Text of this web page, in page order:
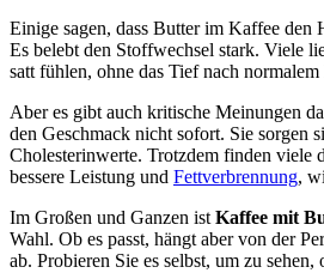
Einige sagen, dass Butter im Kaffee den
Es belebt den Stoffwechsel stark. Viele
satt fühlen, ohne das Tief nach
Aber es gibt auch kritische Meinungen
den Geschmack nicht sofort. Sie sorgen
Cholesterinwerte. Trotzdem finden viele
bessere Leistung und Fettverbrennung,
Im Großen und Ganzen ist Kaffee mit
Wahl. Ob es passt, hängt aber von der
ab. Probieren Sie es selbst, um zu sehen,